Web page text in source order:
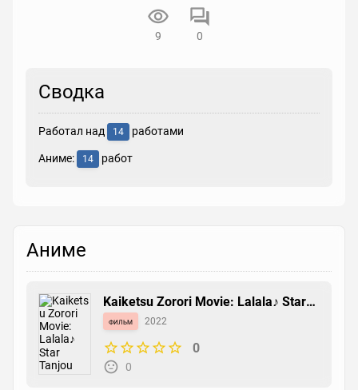
9 0
Сводка
Работал над 14 работами
Аниме: 14 работ
Аниме
Kaiketsu Zorori Movie: Lalala♪ Star
Tanjou
фильм 2022
0
0